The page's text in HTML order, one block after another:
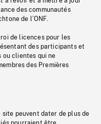
des communautés
de l’ONF.
de licences pour les
des participants et
clientes qui ne
des Premières
site peuvent dater de plus de